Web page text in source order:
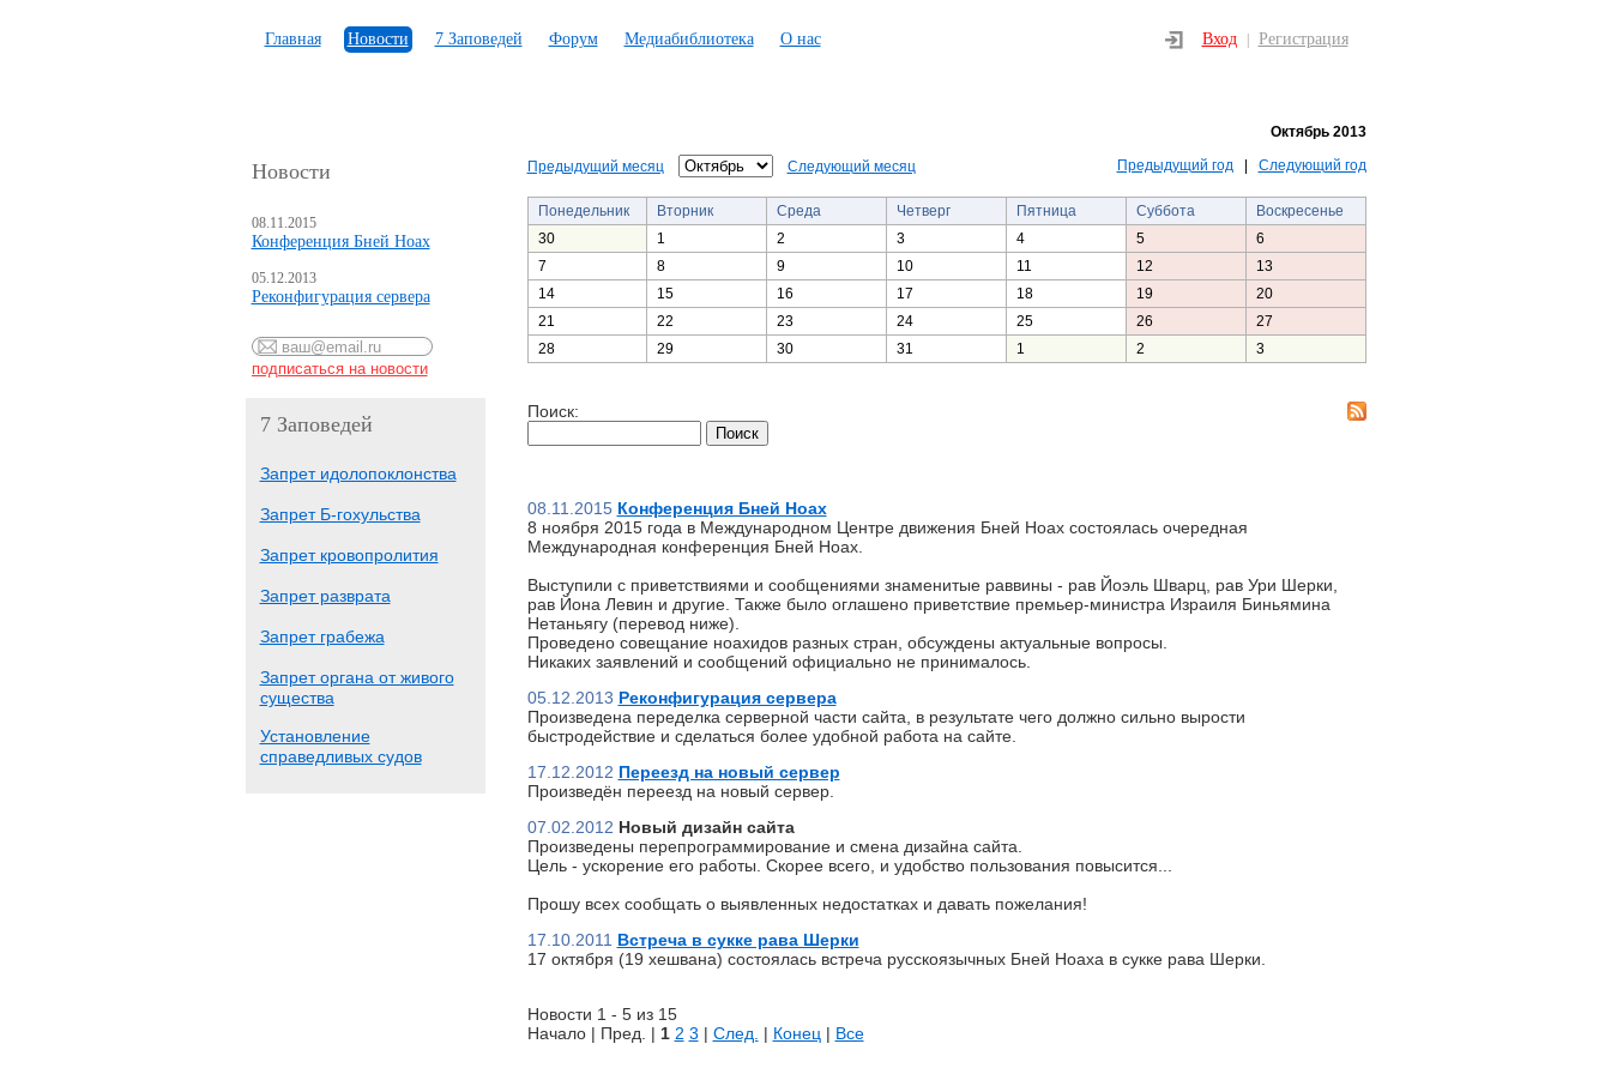
Главная Новости 7 Заповедей Форум Медиабиблиотека О нас Вход Регистрация
Новости
08.11.2015
Конференция Бней Ноах
05.12.2013
Реконфигурация сервера
7 Заповедей
Запрет идолопоклонства
Запрет Б-гохульства
Запрет кровопролития
Запрет разврата
Запрет грабежа
Запрет органа от живого
существа
Установление
справедливых судов
Октябрь 2013
Предыдущий месяц Следующий месяц Предыдущий год| Следующий год
Понедельник Вторник Среда Четверг Пятница Суббота
Воскресенье
30
1 2 3 4 5
6
7
8 9 10 11 12
13
14
15 16 17 18 19
20
21
22 23 24 25 26
27
28
29 30 31 1 2 3
Поиск:
08.11.2015 Конференция Бней Ноах
8 ноября 2015 года в Международном Центре движения Бней Ноах состоялась очередная
Международная конференция Бней Ноах.
Выступили с приветствиями и сообщениями знаменитые раввины - рав Йоэль Шварц, рав Ури Шерки,
рав Йона Левин и другие. Также было оглашено приветствие премьер-министра Израиля Биньямина
Нетаньягу (перевод ниже).
Проведено совещание ноахидов разных стран, обсуждены актуальные вопросы.
Никаких заявлений и сообщений официально не принималось.
05.12.2013 Реконфигурация сервера
Произведена переделка серверной части сайта, в результате чего должно сильно вырости
быстродействие и сделаться более удобной работа на сайте.
17.12.2012 Переезд на новый сервер
Произведён переезд на новый сервер.
07.02.2012 Новый дизайн сайта
Произведены перепрограммирование и смена дизайна сайта.
Цель - ускорение его работы. Скорее всего, и удобство пользования повысится...
Прошу всех сообщать о выявленных недостатках и давать пожелания!
17.10.2011 Встреча в сукке рава Шерки
17 октября (19 хешвана) состоялась встреча русскоязычных Бней Ноаха в сукке рава Шерки.
Новости 1 - 5 из 15
Начало | Пред. | 1 2 3 | След. | Конец | Все